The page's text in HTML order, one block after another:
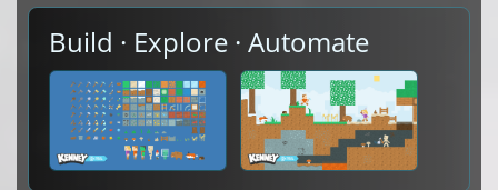
Build · Explore · Automate